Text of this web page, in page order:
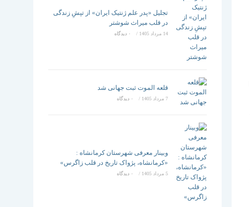
تجلیل «پدر علم ژنتیک ایران» از تپشِ زندگی
در قلب میراث شوشتر
14 مرداد 1405 / ۰ دیدگاه
قلعه الموت ثبت جهانی شد
7 مرداد 1405 / ۰ دیدگاه
وبینار معرفی شهرستان کرمانشاه :
«کرمانشاه، پژواک تاریخ در قلب زاگرس»
5 مرداد 1405 / ۰ دیدگاه